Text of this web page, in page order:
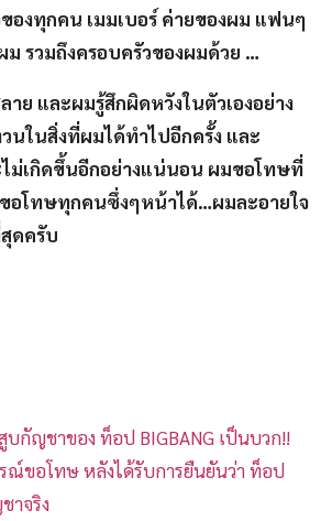
องทุกคน เมมเบอร์ ค่ายของผม แฟนๆ
รวมถึงครอบครัวของผมด้วย …
าย และผมรู้สึกผิดหวังในตัวเองอย่าง
นในสิ่งที่ผมได้ทำไปอีกครั้ง และ
ม่เกิดขึ้นอีกอย่างแน่นอน ผมขอโทษที่
อโทษทุกคนซึ่งๆหน้าได้…ผมละอายใจ
ดครับ
บกัญชาของ ท็อป BIGBANG เป็นบวก!!
ณ์ขอโทษ หลังได้รับการยืนยันว่า ท็อป
าจริง